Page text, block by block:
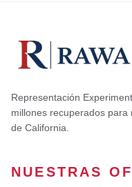
Representación
millones recuperados
de California.
NUESTRAS